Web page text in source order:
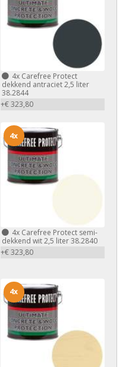
4xCarefree Protect
dekkend antraciet 2,5 liter
38.2844
+€ 323,80
4xCarefree Protect semi-
dekkend wit 2,5 liter 38.2840
+€ 323,80
4x
4x